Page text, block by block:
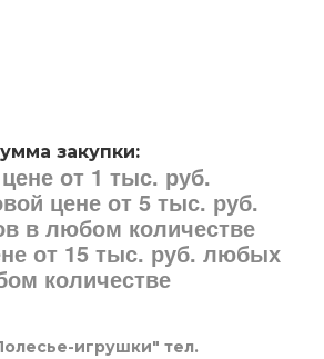
закупки:
от 1 тыс. руб.
цене от 5 тыс. руб.
в любом количестве
от 15 тыс. руб. любых
количестве
игрушки" тел.